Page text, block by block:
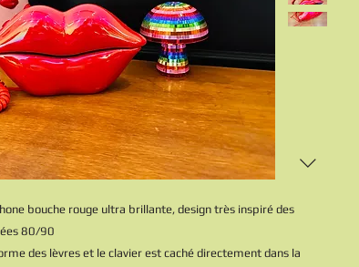
bouche rouge ultra brillante, design très inspiré des
80/90
des lèvres et le clavier est caché directement dans la